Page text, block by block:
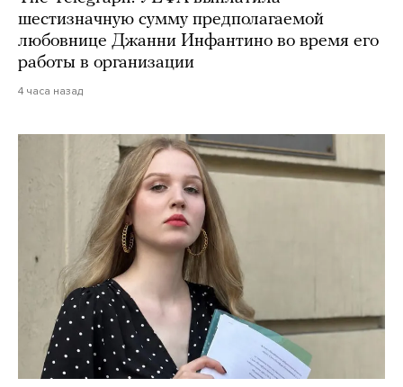
шестизначную сумму предполагаемой
любовнице Джанни Инфантино во время его
работы в организации
4 часа назад